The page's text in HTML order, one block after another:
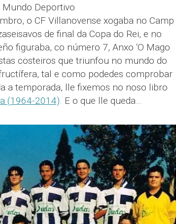
Deportivo
o CF Villanovense xogaba no Camp
de final da Copa do Rei, e no
figuraba, co número 7, Anxo ‘O Mago
costeiros que triunfou no mundo do
tal e como podedes comprobar
a temporada, lle fixemos no noso libro
(1964-2014). E o que lle queda…